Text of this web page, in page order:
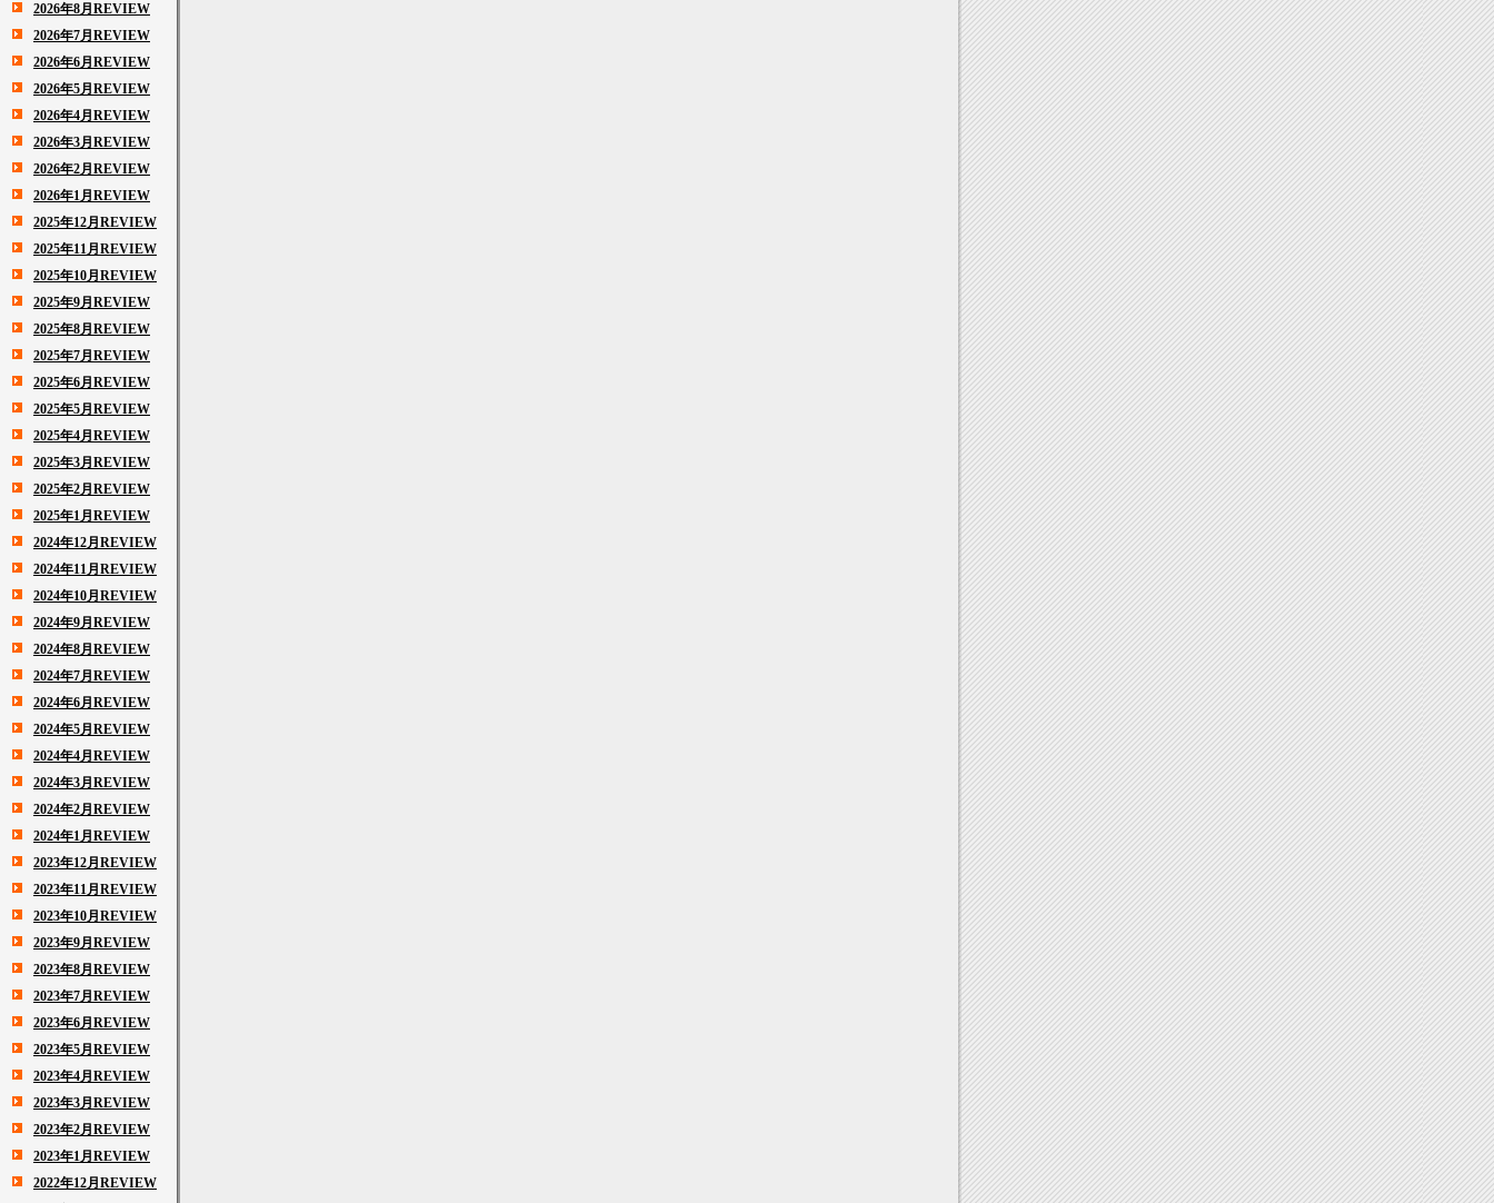
2026年8月REVIEW
2026年7月REVIEW
2026年6月REVIEW
2026年5月REVIEW
2026年4月REVIEW
2026年3月REVIEW
2026年2月REVIEW
2026年1月REVIEW
2025年12月REVIEW
2025年11月REVIEW
2025年10月REVIEW
2025年9月REVIEW
2025年8月REVIEW
2025年7月REVIEW
2025年6月REVIEW
2025年5月REVIEW
2025年4月REVIEW
2025年3月REVIEW
2025年2月REVIEW
2025年1月REVIEW
2024年12月REVIEW
2024年11月REVIEW
2024年10月REVIEW
2024年9月REVIEW
2024年8月REVIEW
2024年7月REVIEW
2024年6月REVIEW
2024年5月REVIEW
2024年4月REVIEW
2024年3月REVIEW
2024年2月REVIEW
2024年1月REVIEW
2023年12月REVIEW
2023年11月REVIEW
2023年10月REVIEW
2023年9月REVIEW
2023年8月REVIEW
2023年7月REVIEW
2023年6月REVIEW
2023年5月REVIEW
2023年4月REVIEW
2023年3月REVIEW
2023年2月REVIEW
2023年1月REVIEW
2022年12月REVIEW